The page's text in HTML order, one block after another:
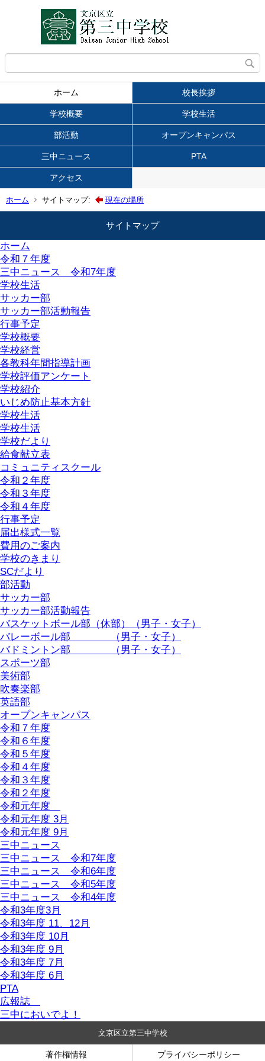
ホーム 校長挨拶
学校概要 学校生活
部活動 オープンキャンパス
三中ニュース PTA
アクセス
ホーム サイトマップ: 現在の場所
サイトマップ
ホーム
令和７年度
三中ニュース 令和7年度
学校生活
サッカー部
サッカー部活動報告
行事予定
学校概要
学校経営
各教科年間指導計画
学校評価アンケート
学校紹介
いじめ防止基本方針
学校生活
学校生活
学校だより
給食献立表
コミュニティスクール
令和２年度
令和３年度
令和４年度
行事予定
届出様式一覧
費用のご案内
学校のきまり
SCだより
部活動
サッカー部
サッカー部活動報告
バスケットボール部（休部）（男子・女子）
バレーボール部 （男子・女子）
バドミントン部 （男子・女子）
スポーツ部
美術部
吹奏楽部
英語部
オープンキャンパス
令和７年度
令和６年度
令和５年度
令和４年度
令和３年度
令和２年度
令和元年度
令和元年度 3月
令和元年度 9月
三中ニュース
三中ニュース 令和7年度
三中ニュース 令和6年度
三中ニュース 令和5年度
三中ニュース 令和4年度
令和3年度3月
令和3年度 11、12月
令和3年度 10月
令和3年度 9月
令和3年度 7月
令和3年度 6月
PTA
広報誌
三中においでよ！
文京区立第三中学校
著作権情報 プライバシーポリシー